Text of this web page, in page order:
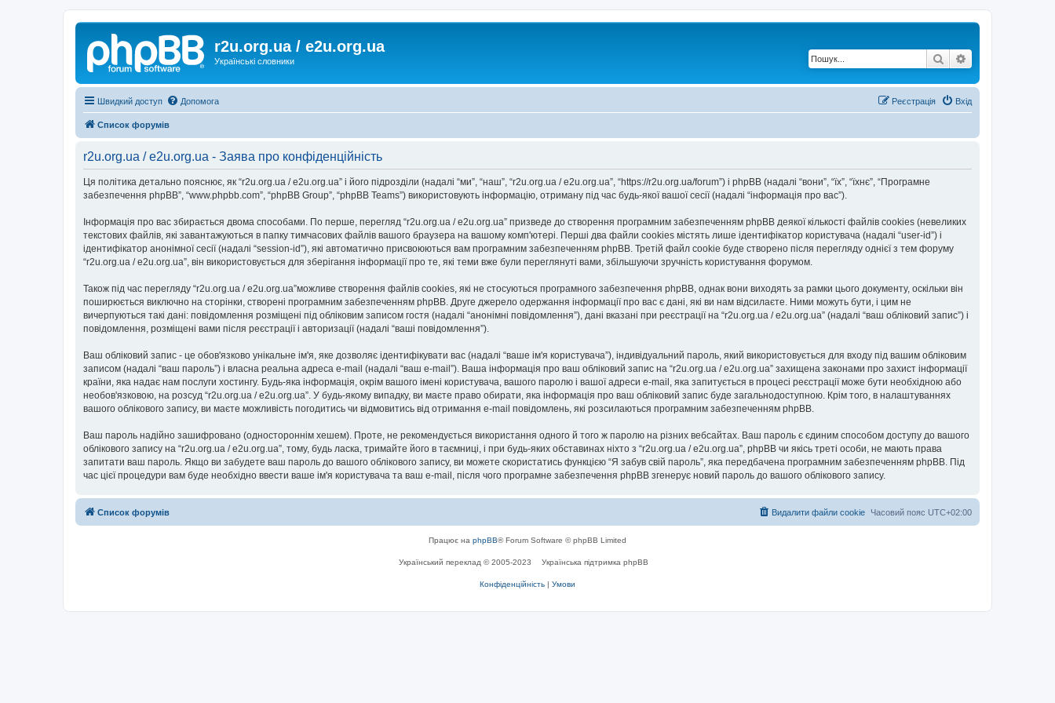
r2u.org.ua / e2u.org.ua
Українські словники Пошук
Швидкий доступ Допомога Вхід
Реєстрація
Список форумів
r2u.org.ua / e2u.org.ua - Заява про конфіденційність
Ця політика детально пояснює, як “r2u.org.ua / e2u.org.ua” і його підрозділи (надалі “ми”, “наш”, “r2u.org.ua / e2u.org.ua”, “https://r2u.org.ua/forum”) і phpBB (надалі “вони”, “їх”, “їхнє”, “Програмне
забезпечення phpBB”, “www.phpbb.com”, “phpBB Group”, “phpBB Teams”) використовують інформацію, отриману під час будь-якої вашої сесії (надалі “інформація про вас”).
Інформація про вас збирається двома способами. По перше, перегляд “r2u.org.ua / e2u.org.ua” призведе до створення програмним забезпеченням phpBB деякої кількості файлів cookies (невеликих
текстових файлів, які завантажуються в папку тимчасових файлів вашого браузера на вашому комп'ютері. Перші два файли cookies містять лише ідентифікатор користувача (надалі “user-id”) і
ідентифікатор анонімної сесії (надалі “session-id”), які автоматично присвоюються вам програмним забезпеченням phpBB. Третій файл cookie буде створено після перегляду однієї з тем форуму
“r2u.org.ua / e2u.org.ua”, він використовується для зберігання інформації про те, які теми вже були переглянуті вами, збільшуючи зручність користування форумом.
Також під час перегляду “r2u.org.ua / e2u.org.ua”можливе створення файлів cookies, які не стосуються програмного забезпечення phpBB, однак вони виходять за рамки цього документу, оскільки він
поширюється виключно на сторінки, створені програмним забезпеченням phpBB. Друге джерело одержання інформації про вас є дані, які ви нам відсилаєте. Ними можуть бути, і цим не
вичерпуються такі дані: повідомлення розміщені під обліковим записом гостя (надалі “анонімні повідомлення”), дані вказані при реєстрації на “r2u.org.ua / e2u.org.ua” (надалі “ваш обліковий запис”) і
повідомлення, розміщені вами після реєстрації і авторизації (надалі “ваші повідомлення”).
Ваш обліковий запис - це обов'язково унікальне ім'я, яке дозволяє ідентифікувати вас (надалі “ваше ім'я користувача”), індивідуальний пароль, який використовується для входу під вашим обліковим
записом (надалі “ваш пароль”) і власна реальна адреса e-mail (надалі “ваш e-mail”). Ваша інформація про ваш обліковий запис на “r2u.org.ua / e2u.org.ua” захищена законами про захист інформації
країни, яка надає нам послуги хостингу. Будь-яка інформація, окрім вашого імені користувача, вашого паролю і вашої адреси e-mail, яка запитується в процесі реєстрації може бути необхідною або
необов'язковою, на розсуд “r2u.org.ua / e2u.org.ua”. У будь-якому випадку, ви маєте право обирати, яка інформація про ваш обліковий запис буде загальнодоступною. Крім того, в налаштуваннях
вашого облікового запису, ви маєте можливість погодитись чи відмовитись від отримання e-mail повідомлень, які розсилаються програмним забезпеченням phpBB.
Ваш пароль надійно зашифровано (одностороннім хешем). Проте, не рекомендується використання одного й того ж паролю на різних вебсайтах. Ваш пароль є єдиним способом доступу до вашого
облікового запису на “r2u.org.ua / e2u.org.ua”, тому, будь ласка, тримайте його в таємниці, і при будь-яких обставинах ніхто з “r2u.org.ua / e2u.org.ua”, phpBB чи якісь треті особи, не мають права
запитати ваш пароль. Якщо ви забудете ваш пароль до вашого облікового запису, ви можете скористатись функцією “Я забув свій пароль”, яка передбачена програмним забезпеченням phpBB. Під
час цієї процедури вам буде необхідно ввести ваше ім'я користувача та ваш e-mail, після чого програмне забезпечення phpBB згенерує новий пароль до вашого облікового запису.
Список форумів Часовий пояс UTC+02:00
Видалити файли cookie
Працює на phpBB® Forum Software © phpBB Limited
Український переклад © 2005-2023 Українська підтримка phpBB
Конфіденційність | Умови